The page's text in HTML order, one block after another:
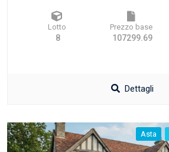
Lotto
8
Prezzo base
107299.69
Dettagli
Asta